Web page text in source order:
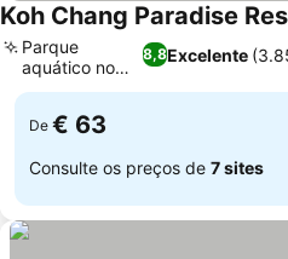
Koh Chang Paradise
8,8Excelente
Parque
aquático no
local
De € 63
Consulte os preços de 7 sites